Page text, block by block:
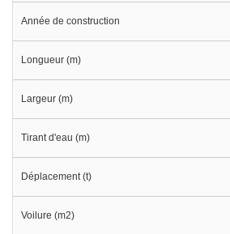
Année de construction
Longueur (m)
Largeur (m)
Tirant d'eau (m)
Déplacement (t)
Voilure (m2)